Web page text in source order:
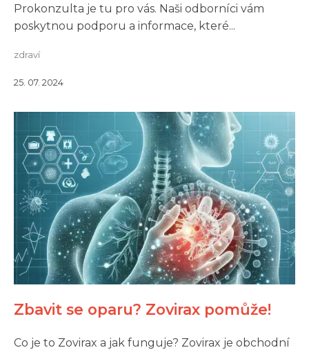
Prokonzulta je tu pro vás. Naši odborníci vám
poskytnou podporu a informace, které...
zdraví
25. 07. 2024
Zbavit se oparu? Zovirax pomůže!
Co je to Zovirax a jak funguje? Zovirax je obchodní